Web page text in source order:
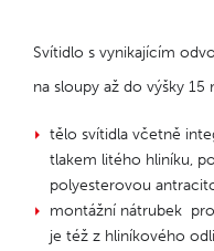
Svítidlo s vynikajícím
na sloupy až do výšky
tělo svítidla včetně
tlakem litého hliníku,
polyesterovou
montážní nátrubek
je též z hliníkového